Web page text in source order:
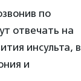
по
отвечать на
инсульта, в
и